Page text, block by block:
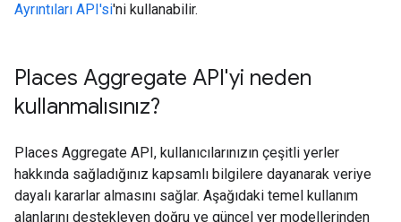
Ayrıntıları API'si'ni kullanabilir.
Places Aggregate API'yi neden
kullanmalısınız?
Places Aggregate API, kullanıcılarınızın çeşitli yerler
hakkında sağladığınız kapsamlı bilgilere dayanarak veriye
dayalı kararlar almasını sağlar. Aşağıdaki temel kullanım
alanlarını destekleyen doğru ve güncel yer modellerinden